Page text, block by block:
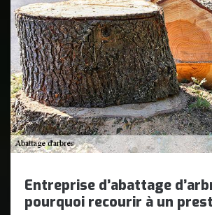
Entreprise d’abattage
pourquoi recourir à un